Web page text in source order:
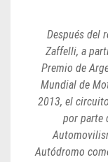
Después del
Zaffelli, a
Premio de
Mundial de
2013, el
por parte
Autódromo